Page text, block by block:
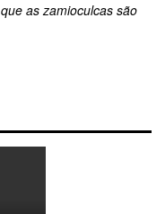
as zamioculcas são